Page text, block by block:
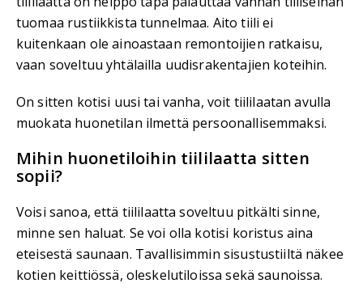
tuomaa rustiikkista tunnelmaa. Aito tiili ei
kuitenkaan ole ainoastaan remontoijien ratkaisu,
vaan soveltuu yhtälailla uudisrakentajien koteihin.
On sitten kotisi uusi tai vanha, voit tiililaatan avulla
muokata huonetilan ilmettä persoonallisemmaksi.
Mihin huonetiloihin tiililaatta sitten
sopii?
Voisi sanoa, että tiililaatta soveltuu pitkälti sinne,
minne sen haluat. Se voi olla kotisi koristus aina
eteisestä saunaan. Tavallisimmin sisustustiiltä näkee
kotien keittiössä, oleskelutiloissa sekä saunoissa.